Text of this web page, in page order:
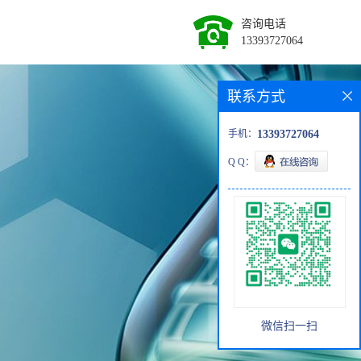
咨询电话
13393727064
联系方式
手机： 13393727064
Q Q：
微信扫一扫